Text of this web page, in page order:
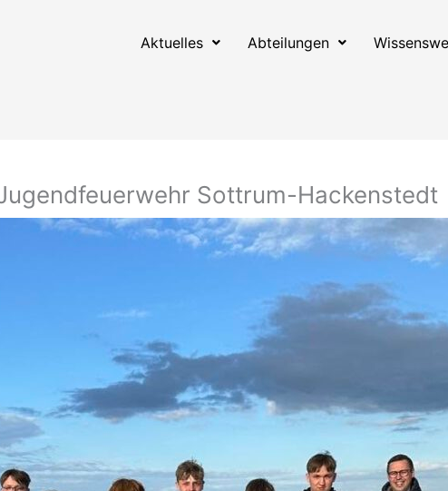
Aktuelles Abteilungen
Sottrum-Hackenstedt